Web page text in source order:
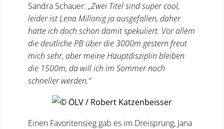
Sandra Schauer: „Zwei Titel sind super cool,
leider ist Lena Millonig ja ausgefallen, daher
hatte ich doch schon damit spekuliert. Vor allem
die deutliche PB über die 3000m gestern freut
mich sehr, aber meine Hauptdisziplin bleiben
die 1500m, da will ich im Sommer noch
schneller werden.“
Einen Favoritensieg gab es im Dreisprung, Jana